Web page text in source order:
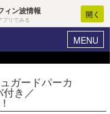
ン波情報
プリでみる
開く
MENU
マイホーム
ガードパーカ
付き／